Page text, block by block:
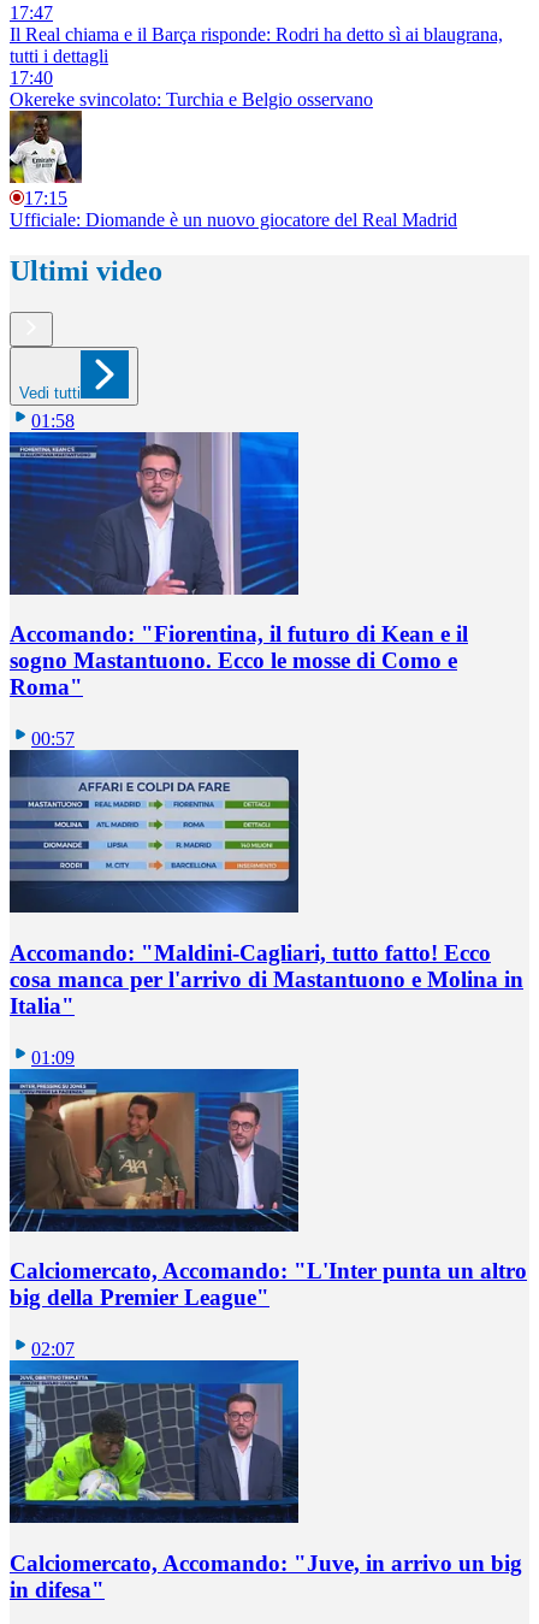
17:47
Il Real chiama e il Barça risponde: Rodri ha detto sì ai blaugrana,
tutti i dettagli
17:40
Okereke svincolato: Turchia e Belgio osservano
17:15
Ufficiale: Diomande è un nuovo giocatore del Real Madrid
Ultimi video
Vedi tutti
01:58
Accomando: "Fiorentina, il futuro di Kean e il
sogno Mastantuono. Ecco le mosse di Como e
Roma"
00:57
Accomando: "Maldini-Cagliari, tutto fatto! Ecco
cosa manca per l'arrivo di Mastantuono e Molina in
Italia"
01:09
Calciomercato, Accomando: "L'Inter punta un altro
big della Premier League"
02:07
Calciomercato, Accomando: "Juve, in arrivo un big
in difesa"